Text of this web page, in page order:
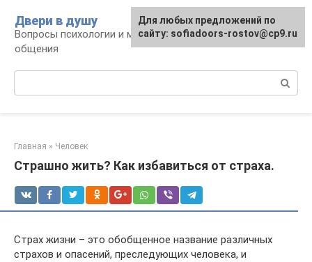
контенту
Двери в душу
Вопросы психологии и межличностного
общения
Главная » Человек
Страшно жить? Как избавиться от страха.
Страх жизни – это обобщенное название различных
страхов и опасений, преследующих человека, и
Для любых предложений по
сайту: sofiadoors-rostov@cp9.ru